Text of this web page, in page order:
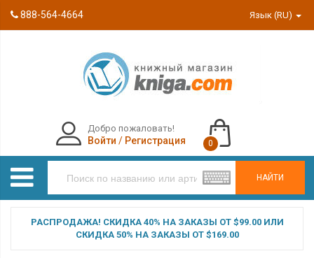
888-564-4664 Язык (RU)
НАЙТИ
Добро пожаловать!
Войти / Регистрация 0
РАСПРОДАЖА! СКИДКА 40% НА ЗАКАЗЫ ОТ $99.00 ИЛИ
СКИДКА 50% НА ЗАКАЗЫ ОТ $169.00